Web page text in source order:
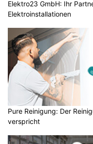
Elektro23 GmbH: Ihr
Elektroinstallationen
Pure Reinigung: Der
verspricht